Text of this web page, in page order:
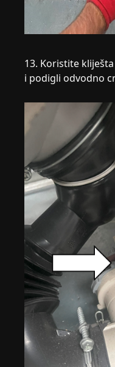
13. Koristite
i podigli odvodno